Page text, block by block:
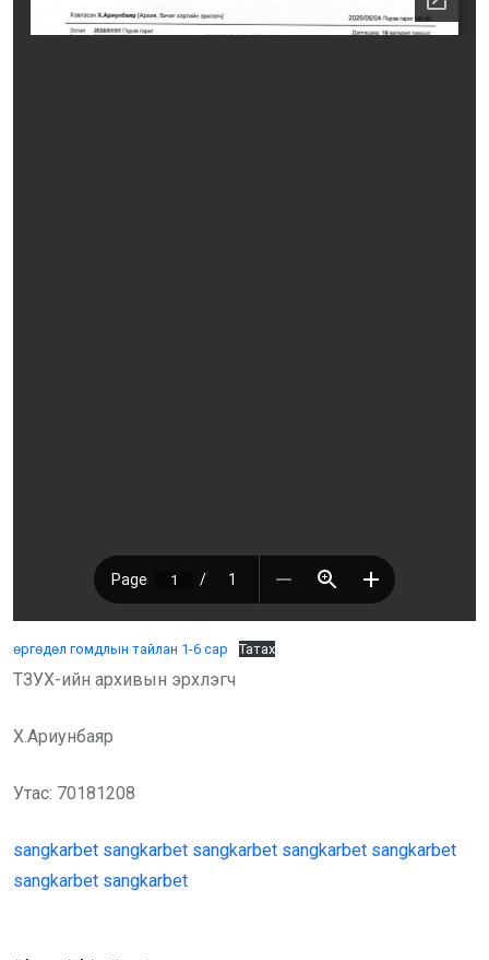
өргөдөл гомдлын тайлан 1-6 сар Татах
ТЗУХ-ийн архивын эрхлэгч
Х.Ариунбаяр
Утас: 70181208
sangkarbet sangkarbet sangkarbet sangkarbet sangkarbet
sangkarbet sangkarbet